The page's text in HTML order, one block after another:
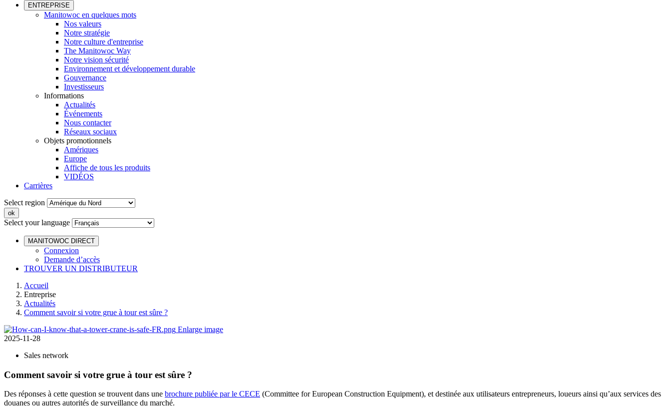
ENTREPRISE
Manitowoc en quelques mots
Nos valeurs
Notre stratégie
Notre culture d'entreprise
The Manitowoc Way
Notre vision sécurité
Environnement et développement durable
Gouvernance
Investisseurs
Informations
Actualités
Événements
Nous contacter
Réseaux sociaux
Objets promotionnels
Amériques
Europe
Affiche de tous les produits
VIDÉOS
Carrières
Select region
Select your language
MANITOWOC DIRECT
Connexion
Demande d’accès
TROUVER UN DISTRIBUTEUR
Accueil
Entreprise
Actualités
Comment savoir si votre grue à tour est sûre ?
Enlarge image
2025-11-28
Sales network
Comment savoir si votre grue à tour est sûre ?
Des réponses à cette question se trouvent dans une brochure publiée par le CECE (Committee for European Construction Equipment), et destinée aux utilisateurs entrepreneurs, loueurs ainsi qu’aux services des
douanes ou autres autorités de surveillance du marché.